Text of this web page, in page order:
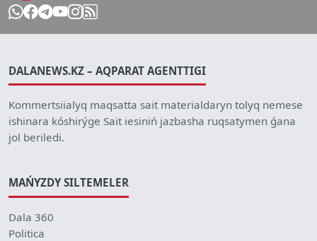
DALANEWS.KZ – AQPARAT AGENTTIGI
Kommertsiialyq maqsatta sait materialdaryn tolyq nemese
ishinara kóshirýge Sait iesiniń jazbasha ruqsatymen ǵana
jol beriledi.
MAŃYZDY SILTEMELER
Dala 360
Politica